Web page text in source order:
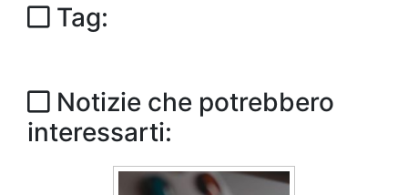
Tag:
Notizie che potrebbero
interessarti: